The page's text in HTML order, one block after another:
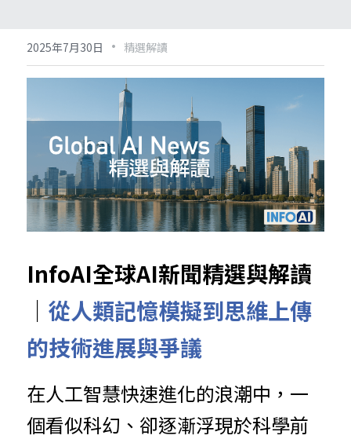
2025年7月30日 · 精選解讀
InfoAI全球AI新聞精選與解讀
｜ 從人類記憶模擬到思維上傳
的技術進展與爭議
在人工智慧快速進化的浪潮中，一
個看似科幻、卻逐漸浮現於科學前